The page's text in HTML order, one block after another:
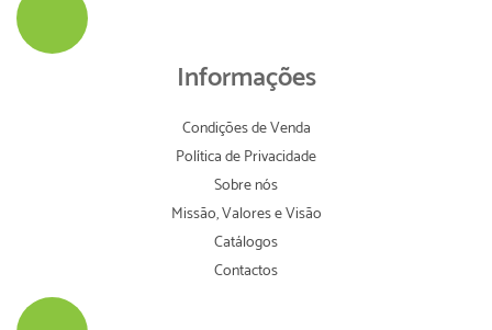
Informações
Condições de Venda
Política de Privacidade
Sobre nós
Missão, Valores e Visão
Catálogos
Contactos